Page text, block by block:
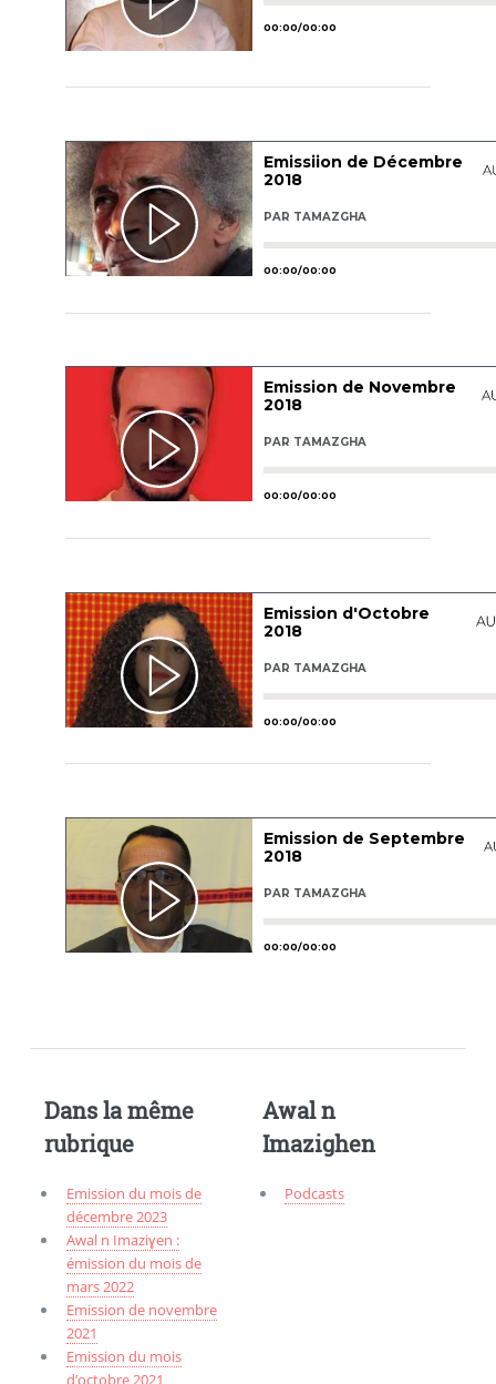
Dans la même
rubrique
Emission du mois de
décembre 2023
Awal n Imaziɣen :
émission du mois de
mars 2022
Emission de novembre
2021
Emission du mois
d’octobre 2021
Awal n
Imazighen
Podcasts